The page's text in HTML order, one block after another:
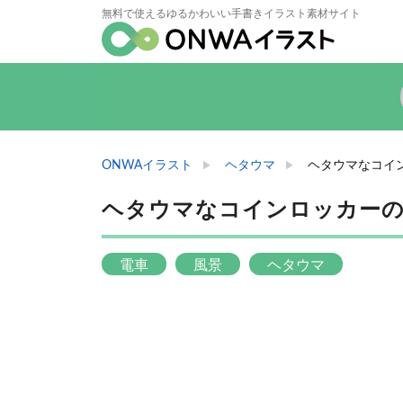
無料で使えるゆるかわいい手書きイラスト素材サイト
ONWAイラスト ヘタウマ ヘタウマなコイ
ヘタウマなコインロッカー
電車 風景 ヘタウマ